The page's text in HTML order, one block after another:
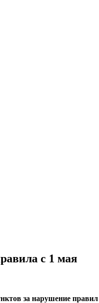
с 1 мая
за нарушение